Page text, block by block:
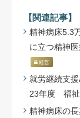
【関連記事】
精神病床5.3
に立つ精神
経営
就労継続支
23年度 福祉
精神病床の